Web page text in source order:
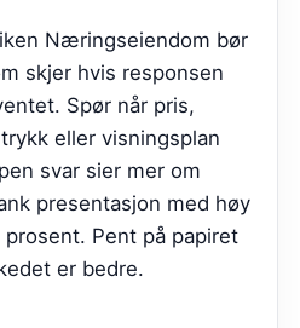
Næringseiendom bør
skjer hvis responsen
Spør når pris,
eller visningsplan
svar sier mer om
presentasjon med høy
Pent på papiret
er bedre.